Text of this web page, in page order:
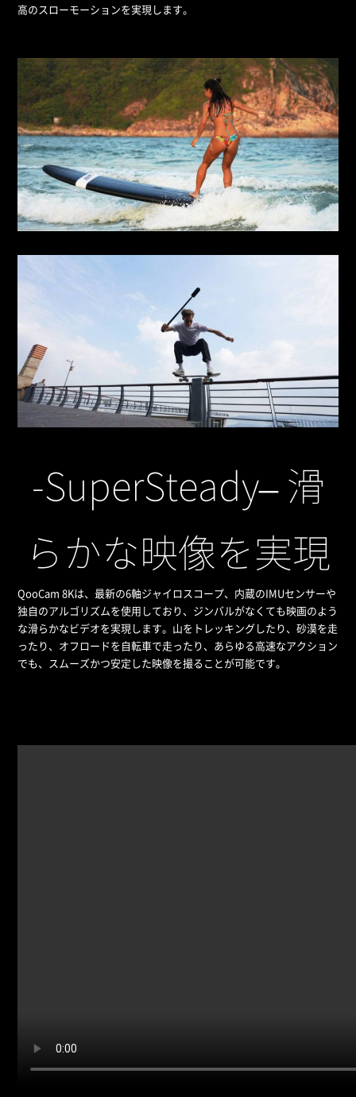
高のスローモーションを実現します。
-SuperSteady– 滑
らかな映像を実現
QooCam 8Kは、最新の6軸ジャイロスコープ、内蔵のIMUセンサーや
独自のアルゴリズムを使用しており、ジンバルがなくても映画のよう
な滑らかなビデオを実現します。山をトレッキングしたり、砂漠を走
ったり、オフロードを自転車で走ったり、あらゆる高速なアクション
でも、スムーズかつ安定した映像を撮ることが可能です。